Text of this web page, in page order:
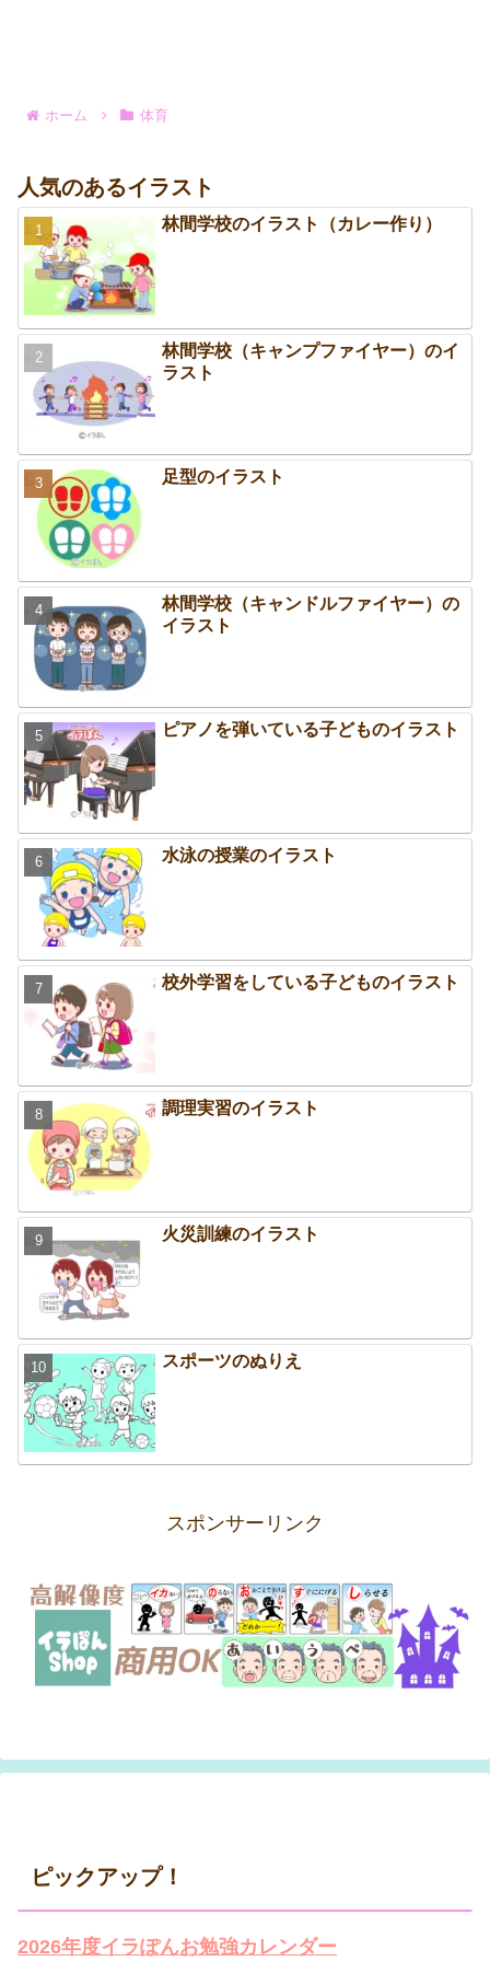
ホーム 体育
人気のあるイラスト
林間学校のイラスト（カレー作り）
林間学校（キャンプファイヤー）のイ
ラスト
足型のイラスト
林間学校（キャンドルファイヤー）の
イラスト
ピアノを弾いている子どものイラスト
水泳の授業のイラスト
校外学習をしている子どものイラスト
調理実習のイラスト
火災訓練のイラスト
スポーツのぬりえ
スポンサーリンク
ピックアップ！
2026年度イラぽんお勉強カレンダー